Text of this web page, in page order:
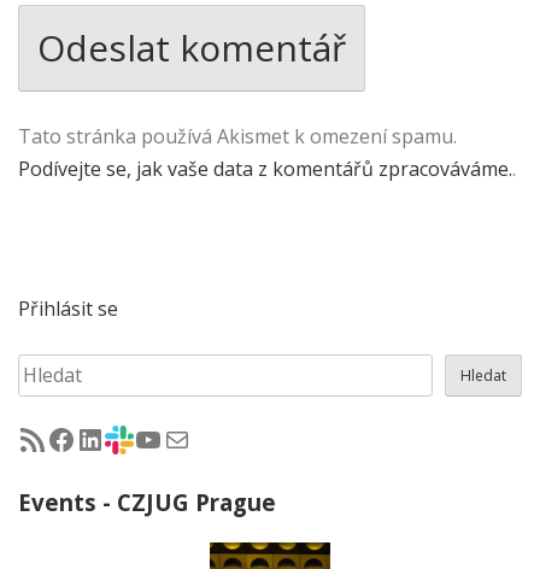
Tato stránka používá Akismet k omezení spamu.
Podívejte se, jak vaše data z komentářů zpracováváme..
Přihlásit se
Hledat Hledat
RSS - články na jug.cz
Facebook skupina Czech Java User Group
LinkedIn skupina Czech Java User Group
CZJUG Slack fórum
CZJUG YouTube kanálCZJUG email
Events - CZJUG Prague